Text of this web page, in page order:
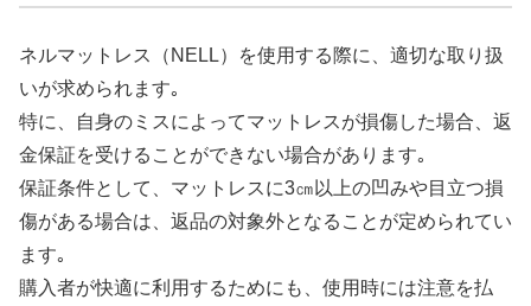
ネルマットレス（NELL）を使用する際に、適切な取り扱
いが求められます｡
特に、自身のミスによってマットレスが損傷した場合、返
金保証を受けることができない場合があります｡
保証条件として、マットレスに3㎝以上の凹みや目立つ損
傷がある場合は、返品の対象外となることが定められてい
ます｡
購入者が快適に利用するためにも、使用時には注意を払